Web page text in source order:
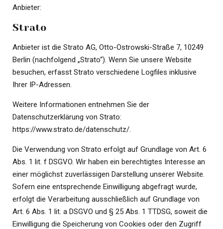
Anbieter:
Strato
Anbieter ist die Strato AG, Otto-Ostrowski-Straße 7, 10249
Berlin (nachfolgend „Strato“). Wenn Sie unsere Website
besuchen, erfasst Strato verschiedene Logfiles inklusive
Ihrer IP-Adressen.
Weitere Informationen entnehmen Sie der
Datenschutzerklärung von Strato:
https://www.strato.de/datenschutz/.
Die Verwendung von Strato erfolgt auf Grundlage von Art. 6
Abs. 1 lit. f DSGVO. Wir haben ein berechtigtes Interesse an
einer möglichst zuverlässigen Darstellung unserer Website.
Sofern eine entsprechende Einwilligung abgefragt wurde,
erfolgt die Verarbeitung ausschließlich auf Grundlage von
Art. 6 Abs. 1 lit. a DSGVO und § 25 Abs. 1 TTDSG, soweit die
Einwilligung die Speicherung von Cookies oder den Zugriff